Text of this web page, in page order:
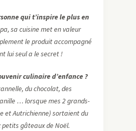
qui t’inspire le plus en
sa cuisine met en valeur
le produit accompagné
lui seul a le secret !
culinaire d’enfance ?
du chocolat, des
… lorsque mes 2 grands-
et Autrichienne) sortaient du
petits gâteaux de Noël.